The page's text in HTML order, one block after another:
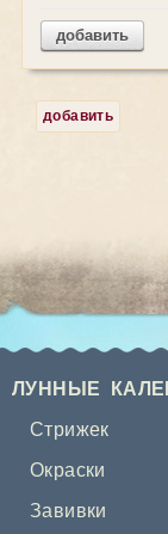
добавить
добавить
ЛУННЫЕ
Стрижек
Окраски
Завивки